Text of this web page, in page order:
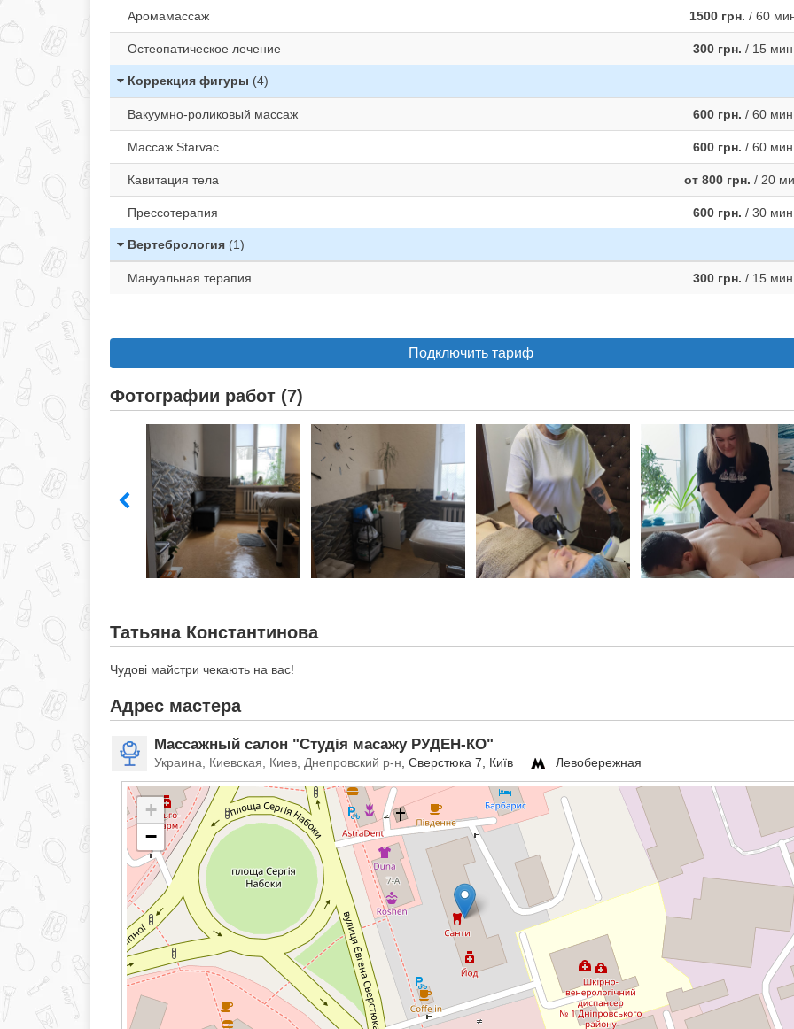
Аромамассаж 1500 грн. / 60
Остеопатическое лечение 300 грн. / 15 мин
Коррекция фигуры (4)
Вакуумно-роликовый массаж 600 грн. / 60 мин
Массаж Starvac 600 грн. / 60 мин
Кавитация тела от 800 грн. / 20
Прессотерапия 600 грн. / 30 мин
Вертебрология (1)
Мануальная терапия 300 грн. / 15 мин
Подключить тариф
Фотографии работ (7)
Татьяна Константинова
Чудові майстри чекають на вас!
Адрес мастера
Массажный салон "Студія масажу РУДЕН-КО"
Украина, Киевская, Киев, Днепровский р-н, Сверстюка 7, Київ Левобережная
+
−